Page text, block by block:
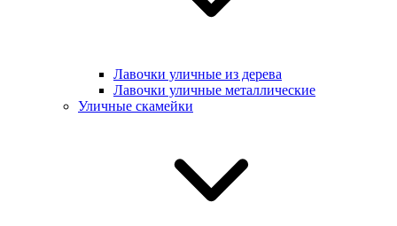
Лавочки уличные из дерева
Лавочки уличные металлические
Уличные скамейки